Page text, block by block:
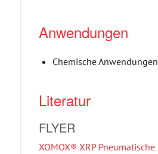
Anwendungen
Chemische Anwendungen
Literatur
FLYER
XOMOX® XRP Pneumatische